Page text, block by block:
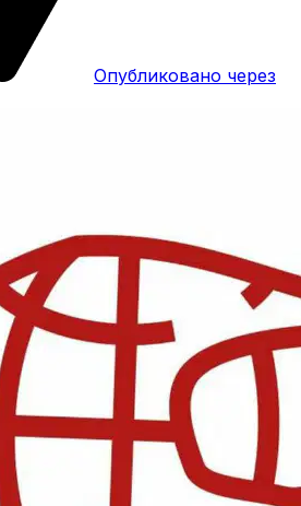
Опубликовано через